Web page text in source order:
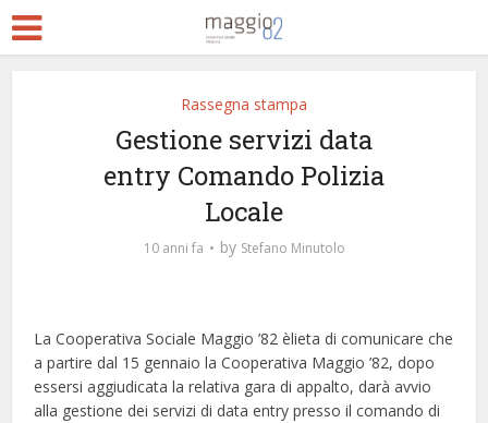
Rassegna stampa
Gestione servizi data
entry Comando Polizia
Locale
10 anni fa by Stefano Minutolo
La Cooperativa Sociale Maggio ’82 èlieta di comunicare che
a partire dal 15 gennaio la Cooperativa Maggio ’82, dopo
essersi aggiudicata la relativa gara di appalto, darà avvio
alla gestione dei servizi di data entry presso il comando di